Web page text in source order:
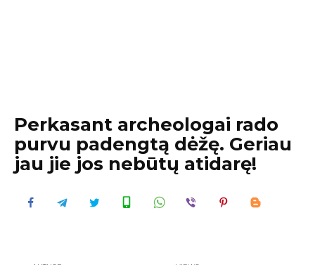
Perkasant archeologai rado
purvu padengtą dėžę. Geriau
jau jie jos nebūtų atidarę!